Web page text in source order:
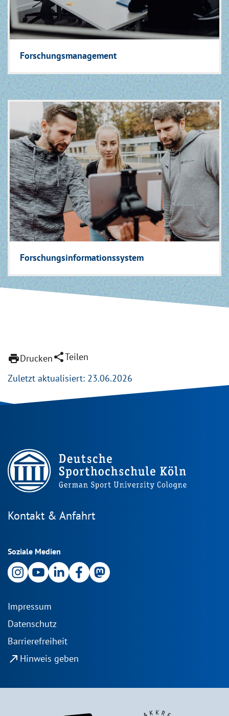
Forschungsmanagement
Forschungsinformations­system
printDruckenshareTeilen
Zuletzt aktualisiert: 23.06.2026
Kontakt & Anfahrt
Soziale Medien
Impressum
Datenschutz
Barrierefreiheit
north_east Hinweis geben